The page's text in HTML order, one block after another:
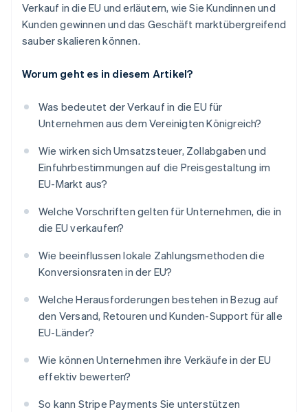
Verkauf in die EU und erläutern, wie Sie Kundinnen und
Kunden gewinnen und das Geschäft marktübergreifend
sauber skalieren können.
Worum geht es in diesem Artikel?
Was bedeutet der Verkauf in die EU für
Unternehmen aus dem Vereinigten Königreich?
Wie wirken sich Umsatzsteuer, Zollabgaben und
Einfuhrbestimmungen auf die Preisgestaltung im
EU-Markt aus?
Welche Vorschriften gelten für Unternehmen, die in
die EU verkaufen?
Wie beeinflussen lokale Zahlungsmethoden die
Konversionsraten in der EU?
Welche Herausforderungen bestehen in Bezug auf
den Versand, Retouren und Kunden-Support für alle
EU-Länder?
Wie können Unternehmen ihre Verkäufe in der EU
effektiv bewerten?
So kann Stripe Payments Sie unterstützen